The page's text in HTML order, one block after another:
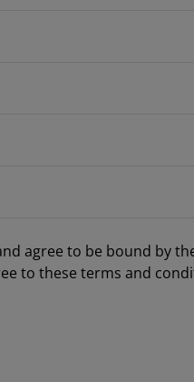
agree to be bound by
to these terms and